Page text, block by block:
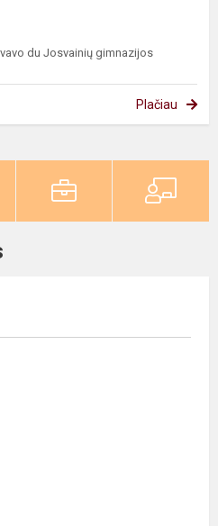
du Josvainių gimnazijos
Plačiau